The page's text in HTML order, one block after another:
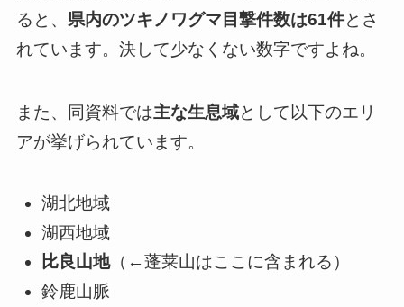
ると、 県内のツキノワグマ目撃件数は61件とさ
れています。決して少なくない数字ですよね。
また、同資料では主な生息域として以下のエリ
アが挙げられています。
湖北地域
湖西地域
比良山地（←蓬莱山はここに含まれる）
鈴鹿山脈